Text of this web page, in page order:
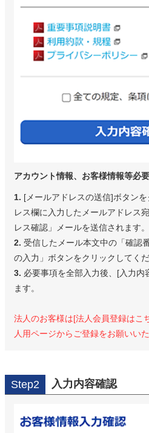
アカウント情報、お客様情報等必
1. [メールアドレスの送信]ボタン
レス欄に入力したメールアドレス
レス確認」メールを送信されます。
2. 受信したメール本文中の「確認
の入力」ボタンをクリックしてくだ
3. 必要事項を全部入力後、[入力内
ます。
法人のお客様は[法人会員登録はこ
人用ページからご登録をお願いいた
Step2 入力内容確認